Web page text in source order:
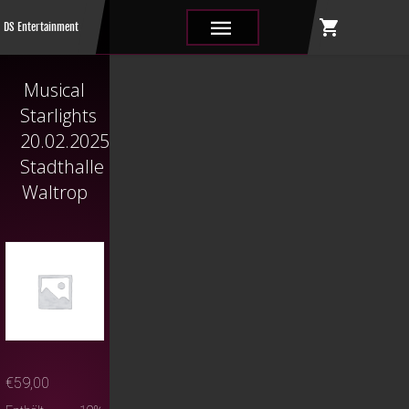
DS Entertainment ||| shopping_cart
Musical
Starlights
20.02.2025
Stadthalle
Waltrop
€59,00